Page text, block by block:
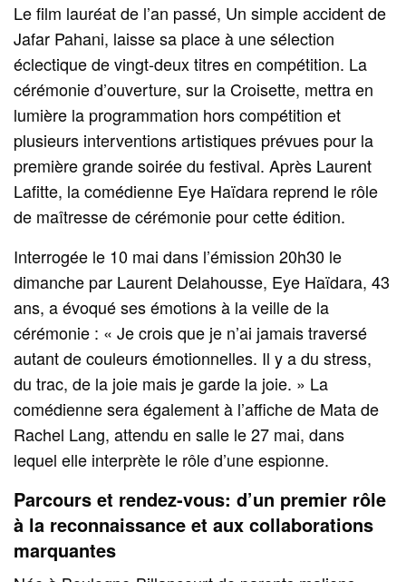
Le film lauréat de l’an passé, Un simple accident de
Jafar Pahani, laisse sa place à une sélection
éclectique de vingt-deux titres en compétition. La
cérémonie d’ouverture, sur la Croisette, mettra en
lumière la programmation hors compétition et
plusieurs interventions artistiques prévues pour la
première grande soirée du festival. Après Laurent
Lafitte, la comédienne Eye Haïdara reprend le rôle
de maîtresse de cérémonie pour cette édition.
Interrogée le 10 mai dans l’émission 20h30 le
dimanche par Laurent Delahousse, Eye Haïdara, 43
ans, a évoqué ses émotions à la veille de la
cérémonie : « Je crois que je n’ai jamais traversé
autant de couleurs émotionnelles. Il y a du stress,
du trac, de la joie mais je garde la joie. » La
comédienne sera également à l’affiche de Mata de
Rachel Lang, attendu en salle le 27 mai, dans
lequel elle interprète le rôle d’une espionne.
Parcours et rendez-vous: d’un premier rôle
à la reconnaissance et aux collaborations
marquantes